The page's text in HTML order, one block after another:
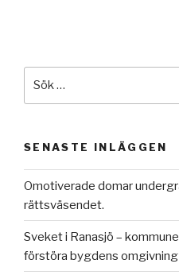
SENASTE INLÄGGEN
Omotiverade domar
rättsväsendet.
Sveket i Ranasjö –
förstöra bygdens omgivning